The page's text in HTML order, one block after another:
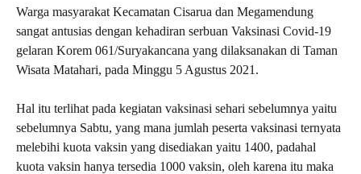
Warga masyarakat Kecamatan Cisarua dan Megamendung
sangat antusias dengan kehadiran serbuan Vaksinasi Covid-19
gelaran Korem 061/Suryakancana yang dilaksanakan di Taman
Wisata Matahari, pada Minggu 5 Agustus 2021.
Hal itu terlihat pada kegiatan vaksinasi sehari sebelumnya yaitu
sebelumnya Sabtu, yang mana jumlah peserta vaksinasi ternyata
melebihi kuota vaksin yang disediakan yaitu 1400, padahal
kuota vaksin hanya tersedia 1000 vaksin, oleh karena itu maka